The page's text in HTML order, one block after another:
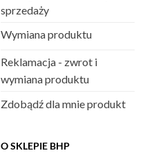
sprzedaży
Wymiana produktu
Reklamacja - zwrot i
wymiana produktu
Zdobądź dla mnie produkt
O SKLEPIE BHP